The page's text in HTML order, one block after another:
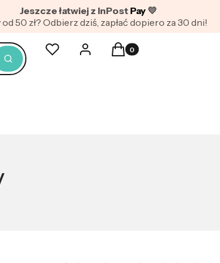
Jeszcze łatwiej z InPost Pay 💛
50 zł? Odbierz dziś, zapłać dopiero za 30 dni!
Szukaj
Ulubione Zaloguj sięProdukty w koszyku: 0.
Koszyk